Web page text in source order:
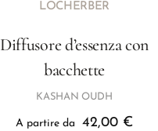
LOCHERBER
Diffusore d’essenza con
bacchette
KASHAN OUDH
A partire da 42,00 €